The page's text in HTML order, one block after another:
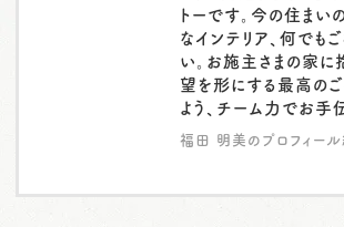
トーです。今の住まい
なインテリア、何でも
い。お施主さまの家に
望を形にする最高の
よう、チーム力でお手
福田 明美のプロフィール